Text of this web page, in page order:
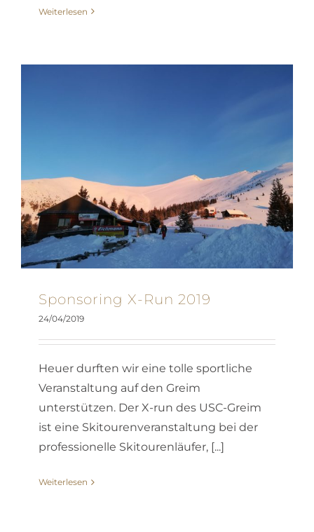
Weiterlesen
Sponsoring X-Run 2019
24/04/2019
Heuer durften wir eine tolle sportliche
Veranstaltung auf den Greim
unterstützen. Der X-run des USC-Greim
ist eine Skitourenveranstaltung bei der
professionelle Skitourenläufer, [...]
Weiterlesen